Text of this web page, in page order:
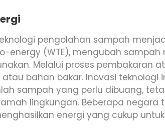
pengolahan sampah
energy (WTE), mengubah sampah
Melalui proses pembakaran
bahan bakar. Inovasi teknologi
sampah yang perlu dibuang,
lingkungan. Beberapa negara
energi yang cukup untuk